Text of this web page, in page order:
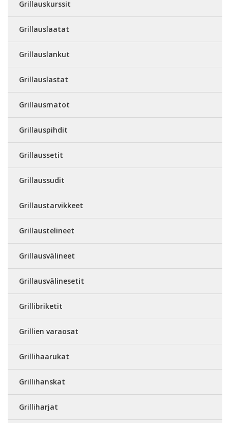
Grillauskurssit
Grillauslaatat
Grillauslankut
Grillauslastat
Grillausmatot
Grillauspihdit
Grillaussetit
Grillaussudit
Grillaustarvikkeet
Grillaustelineet
Grillausvälineet
Grillausvälinesetit
Grillibriketit
Grillien varaosat
Grillihaarukat
Grillihanskat
Grilliharjat